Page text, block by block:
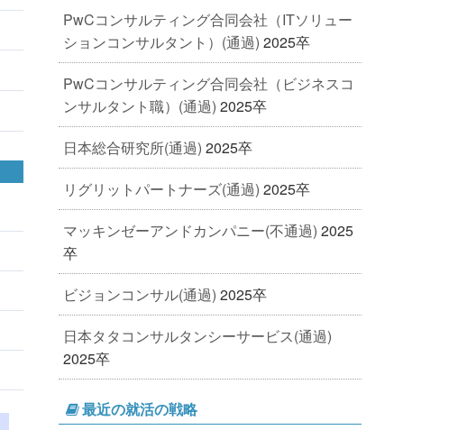
PwCコンサルティング合同会社（ITソリュー
ションコンサルタント）(通過) 2025卒
PwCコンサルティング合同会社（ビジネスコ
ンサルタント職）(通過) 2025卒
日本総合研究所(通過) 2025卒
リグリットパートナーズ(通過) 2025卒
マッキンゼーアンドカンパニー(不通過) 2025
卒
ビジョンコンサル(通過) 2025卒
日本タタコンサルタンシーサービス(通過)
2025卒
最近の就活の戦略